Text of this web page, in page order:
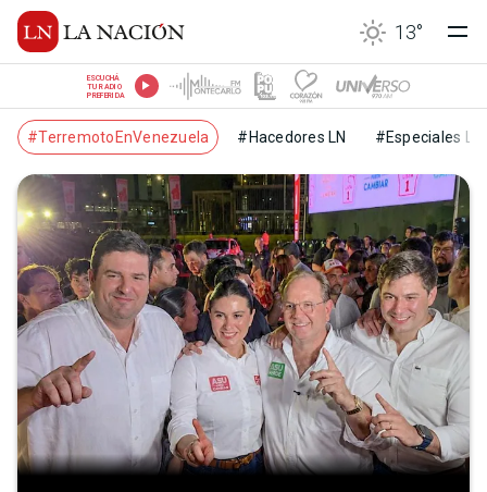
13°
ESCUCHÁ
TU RADIO
PREFERIDA
#TerremotoEnVenezuela #Hacedores LN #Especiales LN